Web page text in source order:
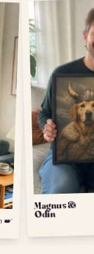
👑"
Magnus &
Odin